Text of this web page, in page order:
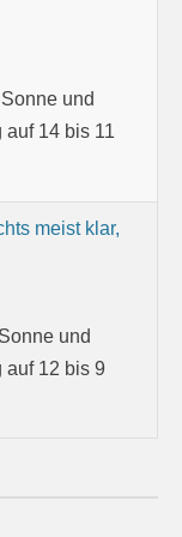
und
auf 14 bis 11
meist klar,
und
auf 12 bis 9
Gewitter,
15 bis